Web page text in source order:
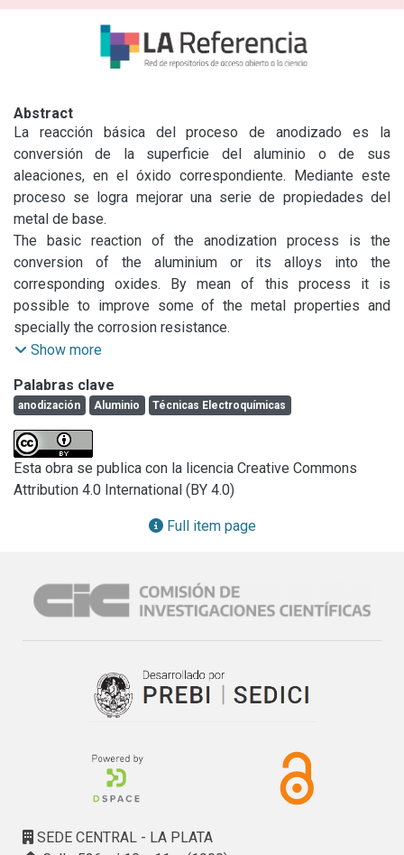
Abstract
La reacción básica del proceso de anodizado es la
conversión de la superficie del aluminio o de sus
aleaciones, en el óxido correspondiente. Mediante este
proceso se logra mejorar una serie de propiedades del
metal de base.
El trabajo tiene como objetivo desarrollar los métodos
electroquímicos que permitan la evaluación de las
propiedades del anodizado en base a criterios racionales,
dado que los ensayos de aptitud que se realizan
actualmente sobre este tipo de superficies son de carácter
empírico.
de piezas anodizadas y los ensayos electroquímicos de
las películas de óxido, destinados a verificar su
comportamiento.
The basic reaction of the anodization process is the
conversion of the aluminium or its alloys into the
corresponding oxides. By mean of this process it is
possible to improve some of the metal properties and
specially the corrosion resistance.
The aim of this paper is to develop the electrochemical
qualities with a rational criteria. The aptitude tests done at
the present on this kind of surfaces show an empirical
character.
Two fundamental aspects are considered: the attainment of
the anodizated pieces, and the electrochemical tests
destinated to the verification of the oxide film behaviour.
Show more
Palabras clave
anodización Aluminio Técnicas Electroquímicas
Esta obra se publica con la licencia Creative Commons
Attribution 4.0 International (BY 4.0)
Full item page
SEDE CENTRAL - LA PLATA